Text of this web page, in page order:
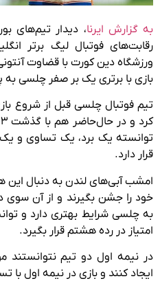
به گزارش ایرنا، دیدار تیم‌های
ورزشگاه دین کورتبا قضاوت
بازی با برتری یک بر صفر چلسی به
تیم فوتبال چلسی قبل از شروع
قرار دارد.
امشب آبی‌های لندن به دنبال این
خود را جشن بگیرند و از آن سوی
امتیاز در رده هشتم قرار بگیرد.
در نیمه اول دو تیم نتوانستند
ایجاد کنند و بازی در نیمه اول با